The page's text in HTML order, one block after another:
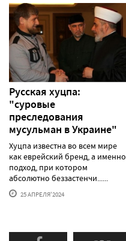
Русская хуцпа:
"суровые
преследования
мусульман в Украине"
Хуцпа известна во всем мире
как еврейский бренд, а именно
подход, при котором
абсолютно беззастенчи......
25 АПРЕЛЯ'2024